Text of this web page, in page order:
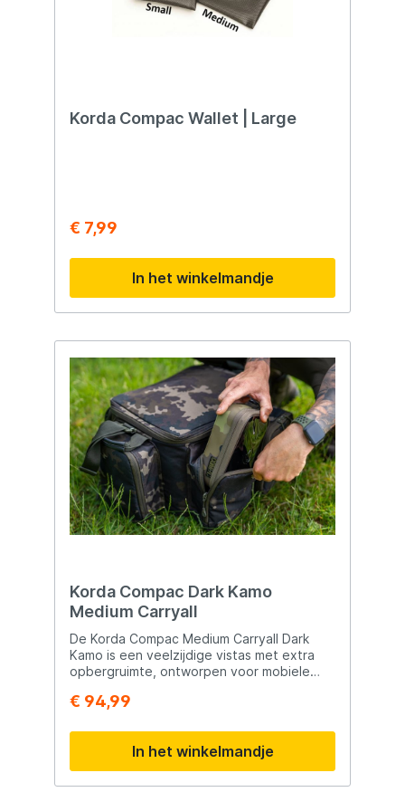
Korda Compac Wallet | Large
€ 7,99
In het winkelmandje
Korda Compac Dark Kamo
Medium Carryall
De Korda Compac Medium Carryall Dark
Kamo is een veelzijdige vistas met extra
opbergruimte, ontworpen voor mobiele
overzicht en organisatie belangrijk zijn.
Korda Compac EVA pouches, waardoor je
tackle en accessoires efficiënt kunt indelen
en snel kunt terugvinden aan de waterkant.
De tas is vervaardigd uit sterk en
€ 94,99
In het winkelmandje